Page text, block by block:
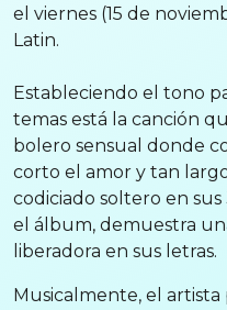
el viernes (15 de
Latin.
Estableciendo el tono
temas está la canción
bolero sensual donde
corto el amor y tan
codiciado soltero en
el álbum, demuestra
liberadora en sus letras.
Musicalmente, el